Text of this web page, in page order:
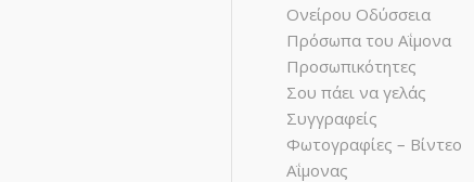
Ονείρου Οδύσσεια
Πρόσωπα του Αΐμονα
Προσωπικότητες
Σου πάει να γελάς
Συγγραφείς
Φωτογραφίες – Βίντεο
Αΐμονας